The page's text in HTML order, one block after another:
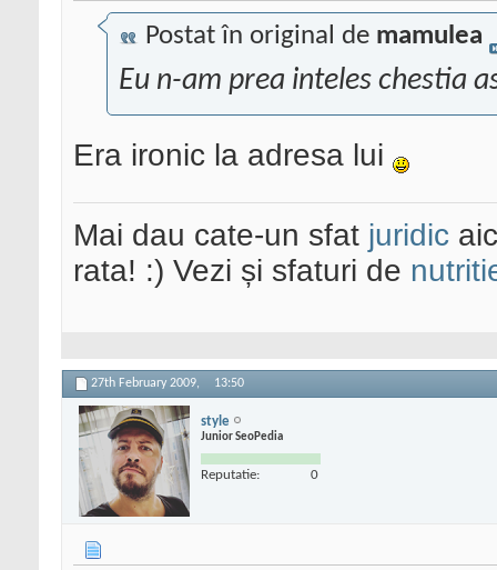
Postat în original de mamulea
Eu n-am prea inteles chestia
Era ironic la adresa lui
Mai dau cate-un sfat juridic
rata! :) Vezi și sfaturi de
27th February 2009, 13:50
style
Junior SeoPedia
Reputatie: 0